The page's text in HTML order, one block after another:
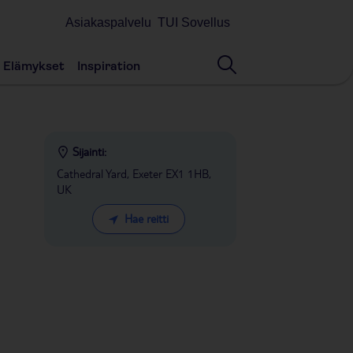
Asiakaspalvelu TUI Sovellus
Elämykset Inspiration
Sijainti:
Cathedral Yard, Exeter EX1 1HB,
UK
Hae reitti